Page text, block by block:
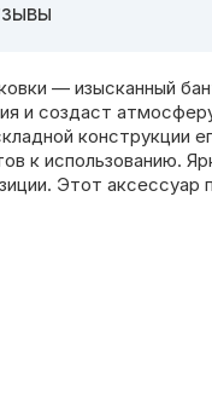
— изысканный
и создаст
конструкции
к использованию.
Этот